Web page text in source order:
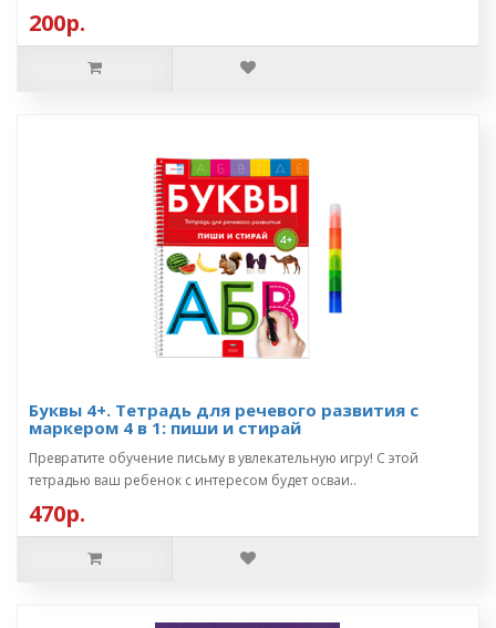
200р.
Буквы 4+. Тетрадь для речевого развития с
маркером 4 в 1: пиши и стирай
Превратите обучение письму в увлекательную игру! С этой
тетрадью ваш ребенок с интересом будет осваи..
470р.